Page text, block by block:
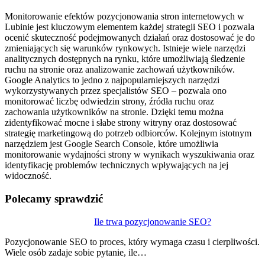
Monitorowanie efektów pozycjonowania stron internetowych w
Lubinie jest kluczowym elementem każdej strategii SEO i pozwala
ocenić skuteczność podejmowanych działań oraz dostosować je do
zmieniających się warunków rynkowych. Istnieje wiele narzędzi
analitycznych dostępnych na rynku, które umożliwiają śledzenie
ruchu na stronie oraz analizowanie zachowań użytkowników.
Google Analytics to jedno z najpopularniejszych narzędzi
wykorzystywanych przez specjalistów SEO – pozwala ono
monitorować liczbę odwiedzin strony, źródła ruchu oraz
zachowania użytkowników na stronie. Dzięki temu można
zidentyfikować mocne i słabe strony witryny oraz dostosować
strategię marketingową do potrzeb odbiorców. Kolejnym istotnym
narzędziem jest Google Search Console, które umożliwia
monitorowanie wydajności strony w wynikach wyszukiwania oraz
identyfikację problemów technicznych wpływających na jej
widoczność.
Polecamy sprawdzić
Ile trwa pozycjonowanie SEO?
Pozycjonowanie SEO to proces, który wymaga czasu i cierpliwości.
Wiele osób zadaje sobie pytanie, ile…
wpisu